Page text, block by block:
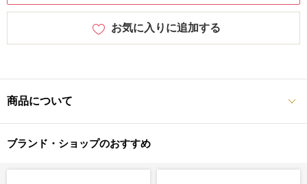
お気に入りに追加する
商品について
ブランド・ショップのおすすめ